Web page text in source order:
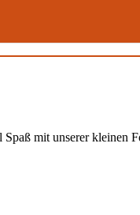
mit unserer kleinen